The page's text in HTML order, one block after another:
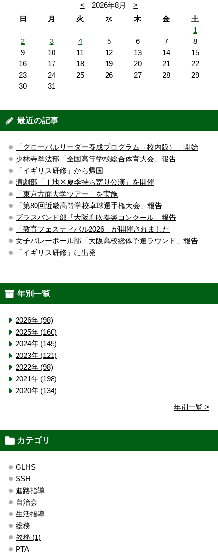
< 2026年8月
>
日
月 火 水 木 金
土
1
2
3 4 5 6 7
8
9
10 11 12 13 14
15
16
17 18 19 20 21
22
23
24 25 26 27 28
29
30
31
最近の記事
「グローバルリーダー養成プログラム（校内版）」開始
少林寺拳法部「全国高等学校総合体育大会」報告
「イギリス研修」から帰国
演劇部「Ｉ地区夏季持ち寄り公演」を開催
「東京方面大学ツアー」を実施
「第80回近畿高等学校卓球選手権大会」報告
ブラスバンド部「大阪府吹奏楽コンクール」報告
「教育フェスティバル2026」が開催されました
女子バレーボール部「大阪高校総体予選ラウンド」報告
「イギリス研修」に出発
年別一覧
2026年 (98)
2025年 (160)
2024年 (145)
2023年 (121)
2022年 (98)
2021年 (198)
2020年 (134)
年別一覧 >
カテゴリ
GLHS
SSH
進路指導
自治会
生活指導
総務
教務 (1)
PTA